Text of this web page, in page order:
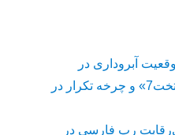
آبروداری در
خواستگاری: شباهت با «پایتخت7» و چرخه تکرار در
رپ فارسی در